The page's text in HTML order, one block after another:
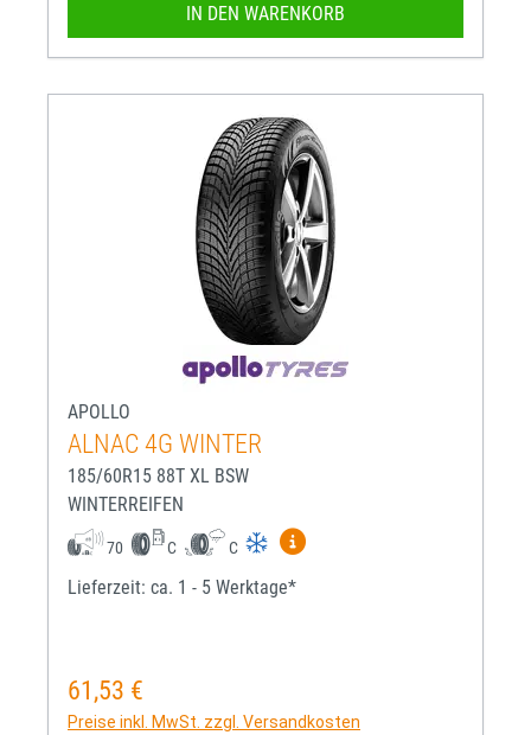
IN DEN WARENKORB
APOLLO
ALNAC 4G WINTER
185/60R15 88T XL BSW
WINTERREIFEN
70 C C
Mehr Informationen zum
Lieferzeit: ca. 1 - 5 Werktage*
Regulärer Preis:
61,53 €
Preise inkl. MwSt. zzgl. Versandkosten